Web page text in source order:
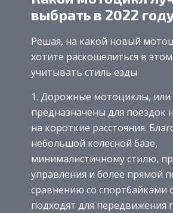
выбрать в 2022
Решая, на какой новый
хотите раскошелиться в
учитывать стиль езды
Дорожные мотоциклы, или
предназначены для поездок
на короткие расстояния.
небольшой колесной базе,
минималистичному стилю,
управления и более прямой
сравнению со спортбайками
подходят для передвижения